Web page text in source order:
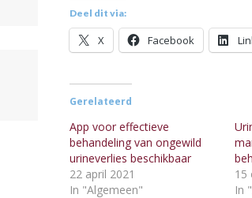
Deel dit via:
X Facebook
Gerelateerd
App voor effectieve
behandeling van ongewild
urineverlies beschikbaar
22 april 2021
In "Algemeen"
15
In